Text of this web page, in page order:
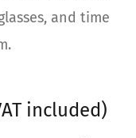
and time
included)